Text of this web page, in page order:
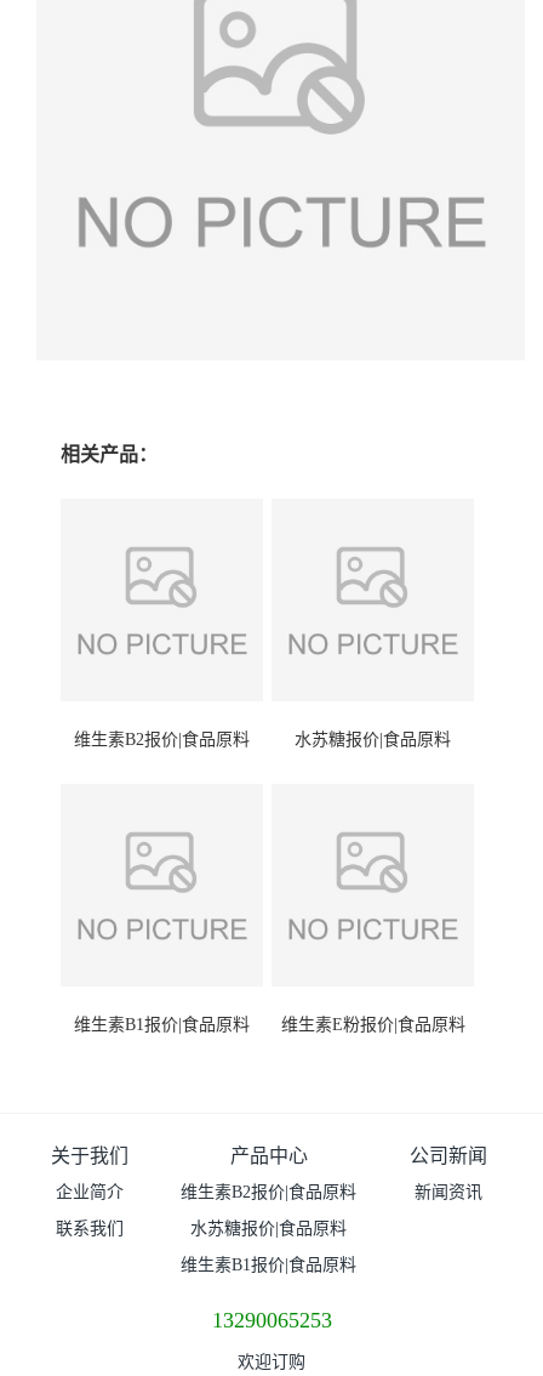
相关产品：
维生素B2报价|食品原料 水苏糖报价|食品原料
维生素B1报价|食品原料 维生素E粉报价|食品原料
关于我们
企业简介
联系我们
产品中心
维生素B2报价|食品原料
水苏糖报价|食品原料
维生素B1报价|食品原料
公司新闻
新闻资讯
13290065253
欢迎订购